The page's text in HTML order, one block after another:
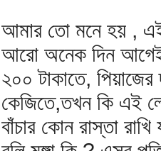
আমার তো মনে হয় ,
আরো অনেক দিন
২০০ টাকাতে,
কেজিতে,তখন কি এই
বাঁচার কোন রাস্তা